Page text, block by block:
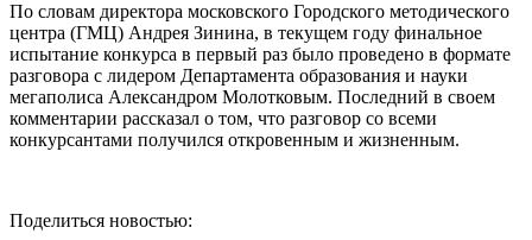
По словам директора московского Городского методического
центра (ГМЦ) Андрея Зинина, в текущем году финальное
испытание конкурса в первый раз было проведено в формате
разговора с лидером Департамента образования и науки
мегаполиса Александром Молотковым. Последний в своем
комментарии рассказал о том, что разговор со всеми
конкурсантами получился откровенным и жизненным.
Поделиться новостью: